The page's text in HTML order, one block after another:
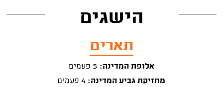
הישגים
תארים
אלופת המדינה:
מחזיקת גביע המדינה: